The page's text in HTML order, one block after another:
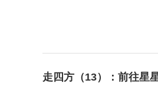
走四方（13）：前往星